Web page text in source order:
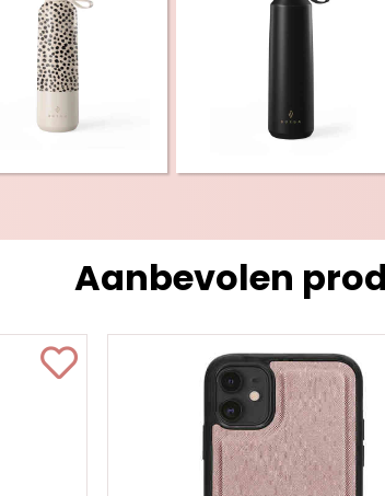
Aanbevolen